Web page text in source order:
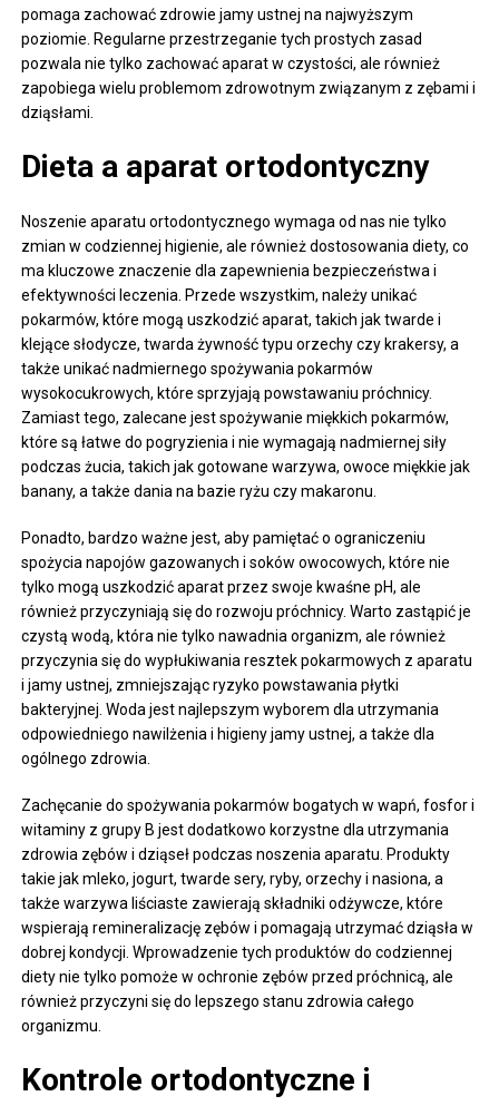
pomaga zachować zdrowie jamy ustnej na najwyższym
poziomie. Regularne przestrzeganie tych prostych zasad
pozwala nie tylko zachować aparat w czystości, ale również
zapobiega wielu problemom zdrowotnym związanym z zębami i
dziąsłami.
Dieta a aparat ortodontyczny
Noszenie aparatu ortodontycznego wymaga od nas nie tylko
zmian w codziennej higienie, ale również dostosowania diety, co
ma kluczowe znaczenie dla zapewnienia bezpieczeństwa i
efektywności leczenia. Przede wszystkim, należy unikać
pokarmów, które mogą uszkodzić aparat, takich jak twarde i
klejące słodycze, twarda żywność typu orzechy czy krakersy, a
także unikać nadmiernego spożywania pokarmów
wysokocukrowych, które sprzyjają powstawaniu próchnicy.
Zamiast tego, zalecane jest spożywanie miękkich pokarmów,
które są łatwe do pogryzienia i nie wymagają nadmiernej siły
podczas żucia, takich jak gotowane warzywa, owoce miękkie jak
banany, a także dania na bazie ryżu czy makaronu.
Ponadto, bardzo ważne jest, aby pamiętać o ograniczeniu
spożycia napojów gazowanych i soków owocowych, które nie
tylko mogą uszkodzić aparat przez swoje kwaśne pH, ale
również przyczyniają się do rozwoju próchnicy. Warto zastąpić je
czystą wodą, która nie tylko nawadnia organizm, ale również
przyczynia się do wypłukiwania resztek pokarmowych z aparatu
i jamy ustnej, zmniejszając ryzyko powstawania płytki
bakteryjnej. Woda jest najlepszym wyborem dla utrzymania
odpowiedniego nawilżenia i higieny jamy ustnej, a także dla
ogólnego zdrowia.
Zachęcanie do spożywania pokarmów bogatych w wapń, fosfor i
witaminy z grupy B jest dodatkowo korzystne dla utrzymania
zdrowia zębów i dziąseł podczas noszenia aparatu. Produkty
takie jak mleko, jogurt, twarde sery, ryby, orzechy i nasiona, a
także warzywa liściaste zawierają składniki odżywcze, które
wspierają remineralizację zębów i pomagają utrzymać dziąsła w
dobrej kondycji. Wprowadzenie tych produktów do codziennej
diety nie tylko pomoże w ochronie zębów przed próchnicą, ale
również przyczyni się do lepszego stanu zdrowia całego
organizmu.
Kontrole ortodontyczne i